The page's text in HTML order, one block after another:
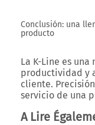
Conclusión: una
producto
La K-Line es una
productividad y
cliente.
servicio de una
A Lire